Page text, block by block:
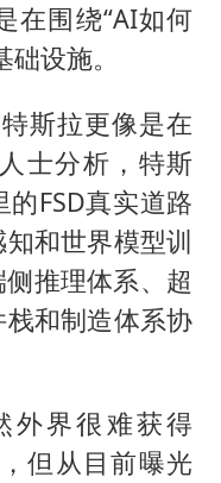
在围绕“AI如何
设施。
斯拉更像是在
士分析，特斯
FSD真实道路
和世界模型训
推理体系、超
和制造体系协
外界很难获得
但从目前曝光